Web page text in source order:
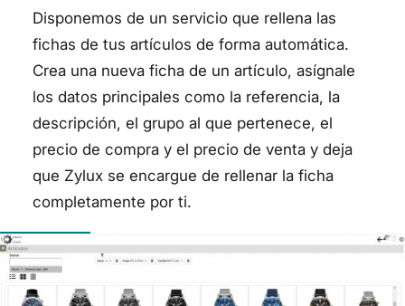
Disponemos de un servicio que rellena las
fichas de tus artículos de forma automática.
Crea una nueva ficha de un artículo, asígnale
los datos principales como la referencia, la
descripción, el grupo al que pertenece, el
precio de compra y el precio de venta y deja
que Zylux se encargue de rellenar la ficha
completamente por ti.